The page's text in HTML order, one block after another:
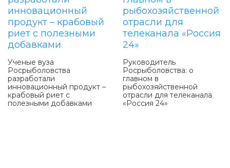
Ученые вуза
Росрыболовства
разработали
инновационный продукт –
крабовый риет с
полезными добавками
Руководитель
Росрыболовства: о
главном в
рыбохозяйственной
отрасли для телеканала
«Россия 24»